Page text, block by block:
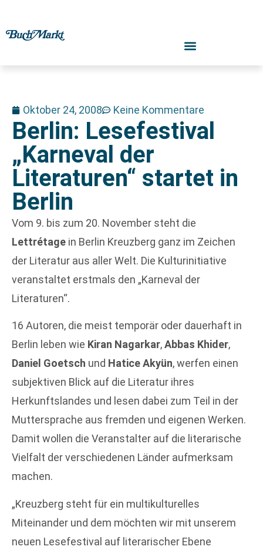
Oktober 24, 2008 Keine Kommentare
Berlin: Lesefestival
„Karneval der
Literaturen“ startet in
Berlin
Vom 9. bis zum 20. November steht die
Lettrétage in Berlin Kreuzberg ganz im Zeichen
der Literatur aus aller Welt. Die Kulturinitiative
veranstaltet erstmals den „Karneval der
Literaturen“.
16 Autoren, die meist temporär oder dauerhaft in
Berlin leben wie Kiran Nagarkar,Abbas Khider,
Daniel Goetsch und Hatice Akyün, werfen einen
subjektiven Blick auf die Literatur ihres
Herkunftslandes und lesen dabei zum Teil in der
Muttersprache aus fremden und eigenen Werken.
Damit wollen die Veranstalter auf die literarische
Vielfalt der verschiedenen Länder aufmerksam
machen.
„Kreuzberg steht für ein multikulturelles
Miteinander und dem möchten wir mit unserem
neuen Lesefestival auf literarischer Ebene